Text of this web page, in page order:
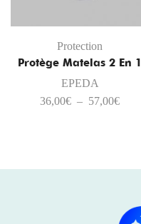
Protection
Protège Matelas 2 En 1
EPEDA
36,00€ – 57,00€